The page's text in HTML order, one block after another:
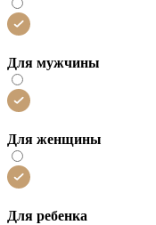
Для мужчины
Для женщины
Для ребенка